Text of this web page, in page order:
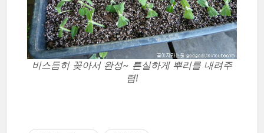
비스듬히 꽂아서 완성~ 튼실하게 뿌리를 내려주
렴!